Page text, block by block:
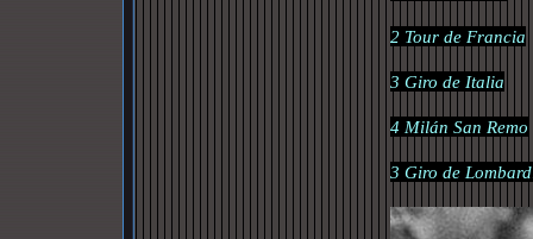
2 Tour de Francia
3 Giro de Italia
4 Milán San Remo
3 Giro de